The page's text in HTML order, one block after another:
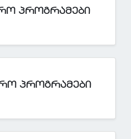
ᲞᲠᲝᲒᲠᲐᲛᲔᲑᲘ
ᲞᲠᲝᲒᲠᲐᲛᲔᲑᲘ